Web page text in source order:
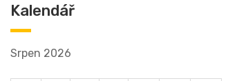
Kalendář
Srpen 2026